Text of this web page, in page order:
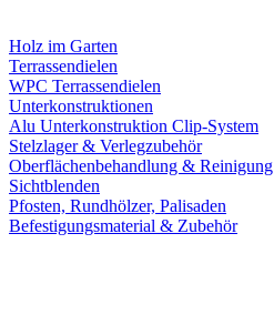
Holz im Garten
Terrassendielen
WPC Terrassendielen
Unterkonstruktionen
Alu Unterkonstruktion Clip-System
Stelzlager & Verlegzubehör
Oberflächenbehandlung & Reinigung
Sichtblenden
Pfosten, Rundhölzer, Palisaden
Befestigungsmaterial & Zubehör